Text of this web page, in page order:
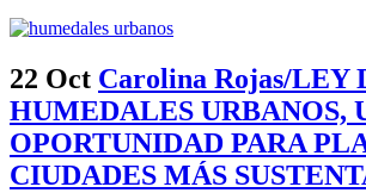
22 Oct Carolina Rojas/LEY
HUMEDALES URBANOS,
OPORTUNIDAD PARA
CIUDADES MÁS